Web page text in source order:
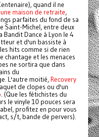
quand il ne
maison de retraite,
parfaites du fond de sa
Saint-Michel, entre deux
Bandit Dance à Lyon le 4
et d'un bassiste à
hits comme si de rien
chantage et les menaces
ne sortira que dans
du
L'autre moitié,Recovery
de clopes ou d'un
. (Que les fétichistes du
le vinyle 10 pouces sera
profitez en pour vous
s/t, bande de pervers).